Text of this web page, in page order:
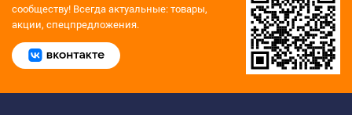
сообществу! Всегда актуальные: товары,
акции, спецпредложения.